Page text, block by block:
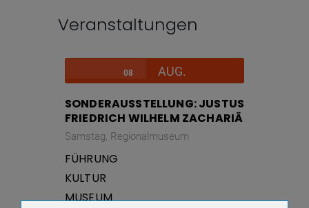
Veranstaltungen
08 AUG.
SONDERAUSSTELLUNG: JUSTUS
FRIEDRICH WILHELM ZACHARIÄ
Samstag, Regionalmuseum
FÜHRUNG
KULTUR
MUSEUM